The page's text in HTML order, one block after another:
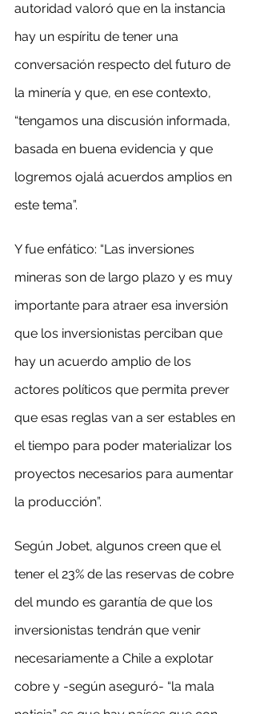
autoridad valoró que en la instancia
hay un espíritu de tener una
conversación respecto del futuro de
la minería y que, en ese contexto,
“tengamos una discusión informada,
basada en buena evidencia y que
logremos ojalá acuerdos amplios en
este tema”.
Y fue enfático: “Las inversiones
mineras son de largo plazo y es muy
importante para atraer esa inversión
que los inversionistas perciban que
hay un acuerdo amplio de los
actores políticos que permita prever
que esas reglas van a ser estables en
el tiempo para poder materializar los
proyectos necesarios para aumentar
la producción”.
Según Jobet, algunos creen que el
tener el 23% de las reservas de cobre
del mundo es garantía de que los
inversionistas tendrán que venir
necesariamente a Chile a explotar
cobre y -según aseguró- “la mala